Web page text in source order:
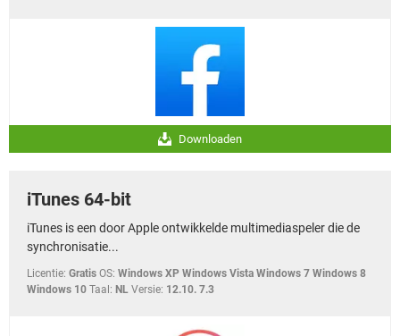
Downloaden
iTunes 64-bit
iTunes is een door Apple ontwikkelde multimediaspeler die de
synchronisatie...
Licentie: Gratis OS: Windows XP Windows Vista Windows 7 Windows 8
Windows 10 Taal: NL Versie: 12.10. 7.3